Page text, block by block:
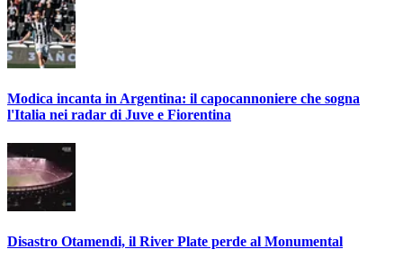
Modica incanta in Argentina: il capocannoniere che sogna
l'Italia nei radar di Juve e Fiorentina
Disastro Otamendi, il River Plate perde al Monumental